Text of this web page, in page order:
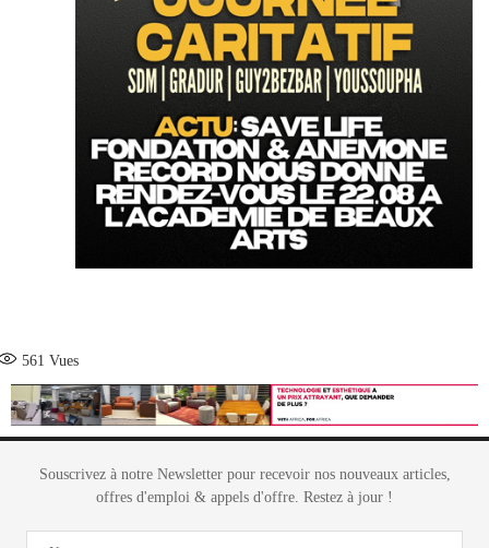
561 Vues
Souscrivez à notre Newsletter pour recevoir nos nouveaux articles,
offres d'emploi & appels d'offre. Restez à jour !